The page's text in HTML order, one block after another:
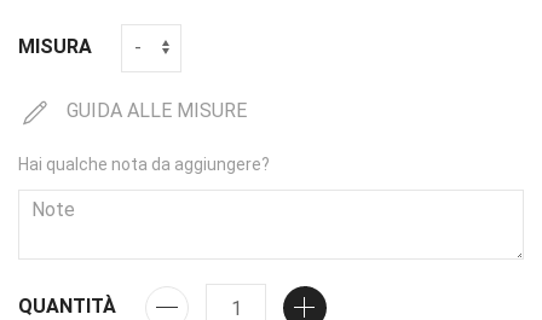
MISURA
GUIDA ALLE MISURE
Hai qualche nota da aggiungere?
QUANTITÀ